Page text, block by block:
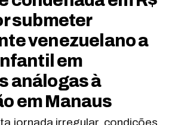
submeter
venezuelano a
em
análogas à
em Manaus
jornada irregular, condições